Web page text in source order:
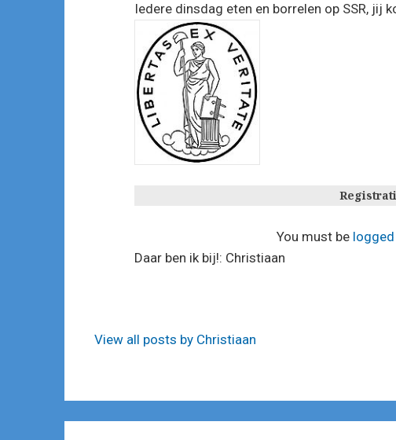
Iedere dinsdag eten en borrelen op SSR, jij
You must be logged
Daar ben ik bij!: Christiaan
View all posts by Christiaan